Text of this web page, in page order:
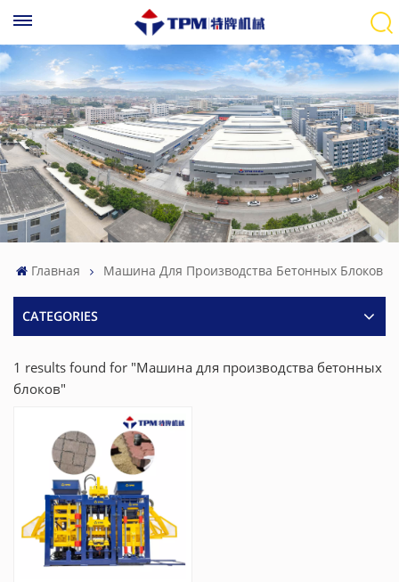
Главная Машина Для Производства Бетонных Блоков
CATEGORIES
1 results found for "Машина для производства бетонных
блоков"